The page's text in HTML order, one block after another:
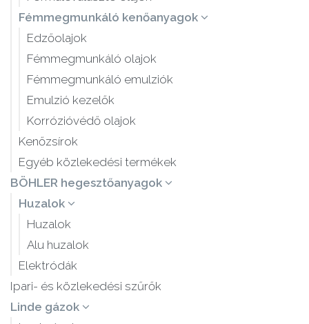
Fémmegmunkáló kenőanyagok
Edzőolajok
Fémmegmunkáló olajok
Fémmegmunkáló emulziók
Emulzió kezelők
Korrózióvédő olajok
Kenőzsírok
Egyéb közlekedési termékek
BÖHLER hegesztőanyagok
Huzalok
Huzalok
Alu huzalok
Elektródák
Ipari- és közlekedési szűrők
Linde gázok